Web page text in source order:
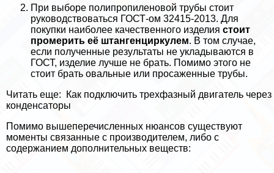
При выборе полипропиленовой трубы стоит
руководствоваться ГОСТ-ом 32415-2013. Для
покупки наиболее качественного изделия стоит
промерить её штангенциркулем. В том случае,
если полученные результаты не укладываются в
ГОСТ, изделие лучше не брать. Помимо этого не
стоит брать овальные или просаженные трубы.
Читать еще:
Как подключить трехфазный двигатель через
конденсаторы
Помимо вышеперечисленных нюансов существуют
моменты связанные с производителем, либо с
содержанием дополнительных веществ: